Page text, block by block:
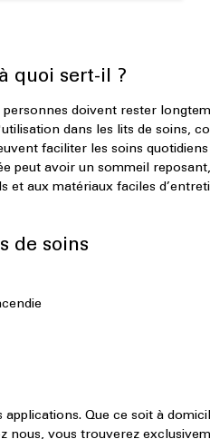
quoi sert-il ?
doivent rester
dans les lits de soins,
faciliter les soins
peut avoir un sommeil
et aux matériaux faciles
de soins
Que ce soit à
vous trouverez